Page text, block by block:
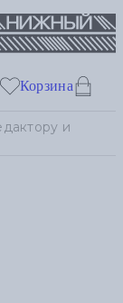
Корзина